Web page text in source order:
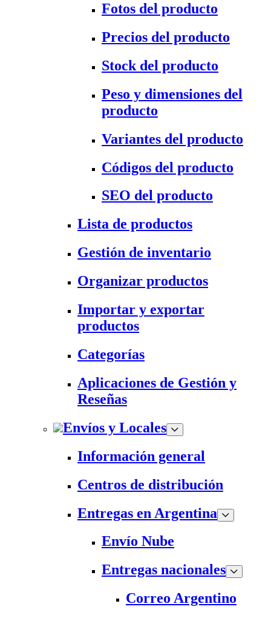
Fotos del producto
Precios del producto
Stock del producto
Peso y dimensiones del
producto
Variantes del producto
Códigos del producto
SEO del producto
Lista de productos
Gestión de inventario
Organizar productos
Importar y exportar
productos
Categorías
Aplicaciones de Gestión y
Reseñas
Envíos y Locales
Información general
Centros de distribución
Entregas en Argentina
Envío Nube
Entregas nacionales
Correo Argentino